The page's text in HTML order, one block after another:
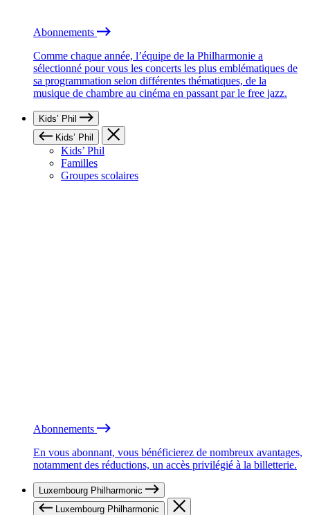
Abonnements
Comme chaque année, l’équipe de la Philharmonie a
sélectionné pour vous les concerts les plus emblématiques de
sa programmation selon différentes thématiques, de la
musique de chambre au cinéma en passant par le free jazz.
Kids’ Phil
Kids’ Phil
Kids’ Phil
Familles
Groupes scolaires
Abonnements
En vous abonnant, vous bénéficierez de nombreux avantages,
notamment des réductions, un accès privilégié à la billetterie.
Luxembourg Philharmonic
Luxembourg Philharmonic